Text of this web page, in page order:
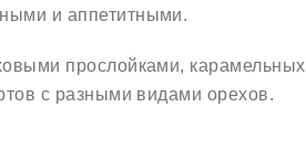
и аппетитными.
прослойками, карамельных
с разными видами орехов.